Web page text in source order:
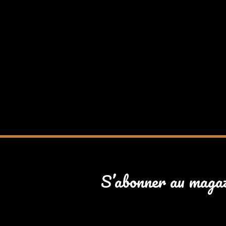
S’abonner au